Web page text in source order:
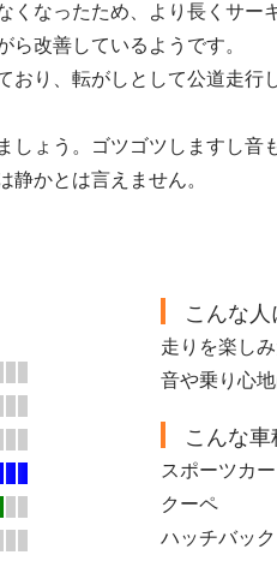
くなったため、より長くサー
ら改善しているようです。
おり、転がしとして公道走行
しょう。ゴツゴツしますし音
静かとは言えません。
こんな人
走りを楽し
音や乗り心
こんな車
スポーツカー
クーペ
ハッチバック